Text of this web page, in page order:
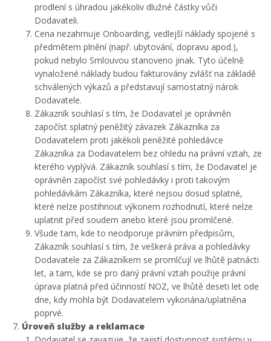
prodlení s úhradou jakékoliv dlužné částky vůči
Dodavateli.
Cena nezahrnuje Onboarding, vedlejší náklady spojené s
předmětem plnění (např. ubytování, dopravu apod.),
pokud nebylo Smlouvou stanoveno jinak. Tyto účelně
vynaložené náklady budou fakturovány zvlášť na základě
schválených výkazů a představují samostatný nárok
Dodavatele.
Zákazník souhlasí s tím, že Dodavatel je oprávněn
započíst splatný peněžitý závazek Zákazníka za
Dodavatelem proti jakékoli peněžité pohledávce
Zákazníka za Dodavatelem bez ohledu na právní vztah, ze
kterého vyplývá. Zákazník souhlasí s tím, že Dodavatel je
oprávněn započíst své pohledávky i proti takovým
pohledávkám Zákazníka, které nejsou dosud splatné,
které nelze postihnout výkonem rozhodnutí, které nelze
uplatnit před soudem anebo které jsou promlčené.
Všude tam, kde to neodporuje právním předpisům,
Zákazník souhlasí s tím, že veškerá práva a pohledávky
Dodavatele za Zákazníkem se promlčují ve lhůtě patnácti
let, a tam, kde se pro daný právní vztah použije právní
úprava platná před účinností NOZ, ve lhůtě deseti let ode
dne, kdy mohla být Dodavatelem vykonána/uplatněna
poprvé.
Úroveň služby a reklamace